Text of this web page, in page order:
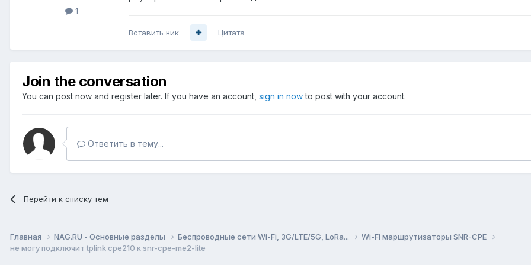
1
Вставить ник Цитата
Join the conversation
You can post now and register later. If you have an account, sign in nowto post with your account.
Ответить в тему...
Перейти к списку тем
Главная NAG.RU - Основные разделы Беспроводные сети Wi-Fi, 3G/LTE/5G, LoRa...
Wi-Fi маршрутизаторы SNR-CPE
не могу подключит tplink cpe210 к snr-cpe-me2-lite